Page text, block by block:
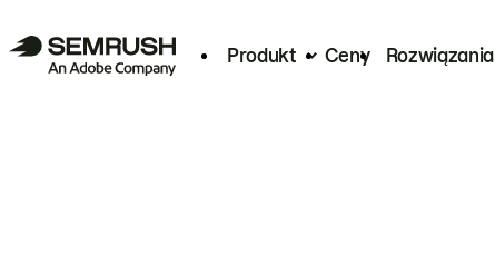
Produkt Ceny Rozwiązania